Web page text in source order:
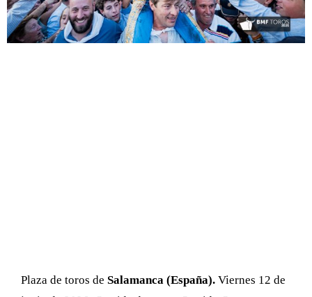
Plaza de toros de Salamanca (España).Viernes 12 de